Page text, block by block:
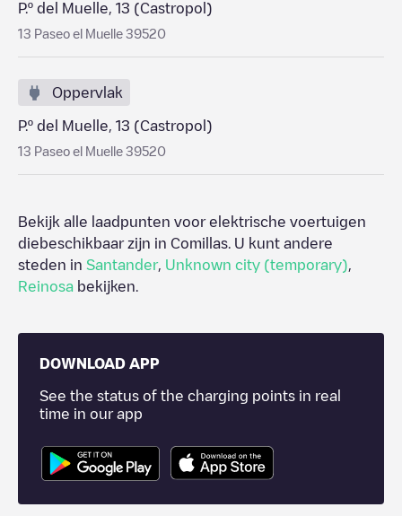
P.º del Muelle, 13 (Castropol)
13 Paseo el Muelle 39520
Oppervlak
P.º del Muelle, 13 (Castropol)
13 Paseo el Muelle 39520
Bekijk alle laadpunten voor elektrische voertuigen
diebeschikbaar zijn in Comillas . U kunt andere
steden in Santander, Unknown city (temporary)
Reinosa bekijken.
DOWNLOAD APP
See the status of the charging points in real
time in our app